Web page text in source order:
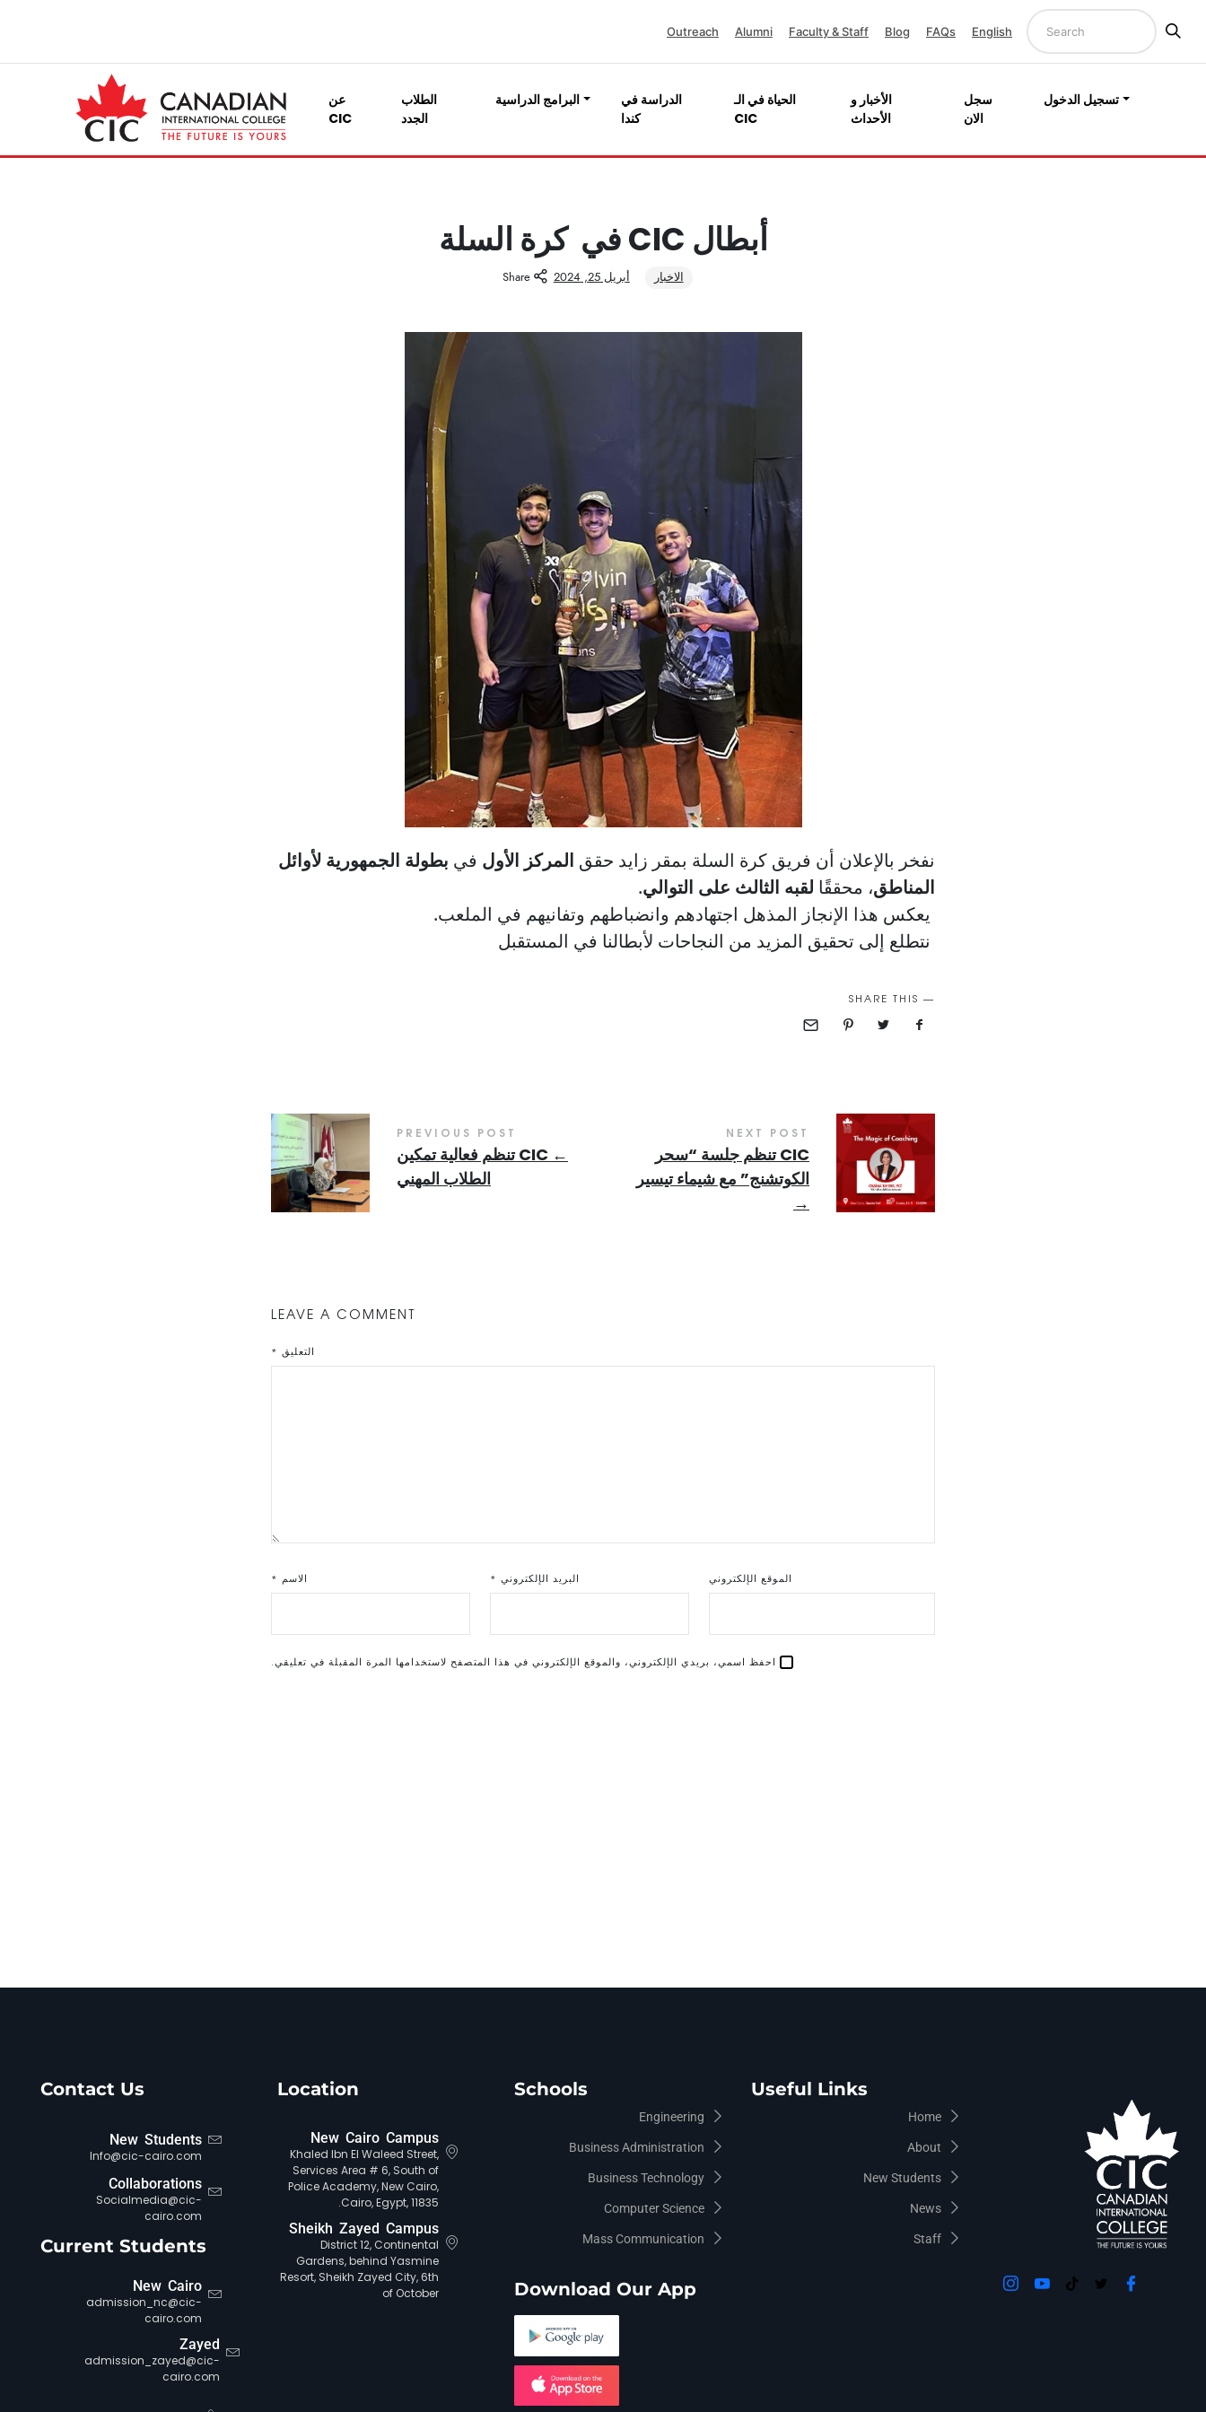
Outreach Alumni Faculty & Staff Blog FAQs English
عن
CIC
الطلاب
الجدد
البرامج الدراسية
الدراسة في
كندا
الحياة في الـ
CIC
الأخبار و
الأحداث
سجل
الان
تسجيل الدخول
أبطال CIC في كرة السلة
الاخبار أبريل 25, 2024 Share
نفخر بالإعلان أن فريق كرة السلة بمقر زايد حقق المركز الأول في بطولة الجمهورية لأوائل
المناطق، محققًا لقبه الثالث على التوالي.
يعكس هذا الإنجاز المذهل اجتهادهم وانضباطهم وتفانيهم في الملعب.
نتطلع إلى تحقيق المزيد من النجاحات لأبطالنا في المستقبل
SHARE THIS
PREVIOUS POST
←
CIC تنظم فعالية تمكين
الطلاب المهني
NEXT POST
CIC تنظم جلسة “سحر
الكوتشنج” مع شيماء تيسير
→
LEAVE A COMMENT
التعليق *
الاسم * البريد الإلكتروني * الموقع الإلكتروني
احفظ اسمي، بريدي الإلكتروني، والموقع الإلكتروني في هذا المتصفح لاستخدامها المرة المقبلة في تعليقي.
Useful Links
Home
About
New Students
News
Staff
Schools
Engineering
Business Administration
Business Technology
Computer Science
Mass Communication
Download Our App
Location
New Cairo Campus
Khaled Ibn El Waleed Street,
Services Area # 6, South of
Police Academy, New Cairo,
Cairo, Egypt, 11835.
Sheikh Zayed Campus
District 12, Continental
Gardens, behind Yasmine
Resort, Sheikh Zayed City, 6th
of October
Contact Us
New Students
Info@cic-cairo.com
Collaborations
Socialmedia@cic-
cairo.com
Current Students
New Cairo
admission_nc@cic-
cairo.com
Zayed
admission_zayed@cic-
cairo.com